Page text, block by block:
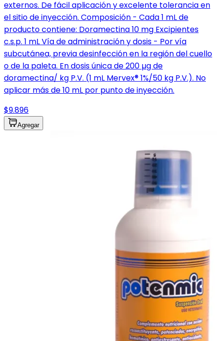
externos. De fácil aplicación y excelente tolerancia en
el sitio de inyección. Composición - Cada 1 mL de
producto contiene: Doramectina 10 mg Excipientes
c.s.p. 1 mL Vía de administración y dosis - Por vía
subcutánea, previa desinfección en la región del cuello
o de la paleta. En dosis única de 200 µg de
doramectina/ kg P.V. (1 mL Mervex® 1%/50 kg P.V.). No
aplicar más de 10 mL por punto de inyección.
$9.896
Agregar